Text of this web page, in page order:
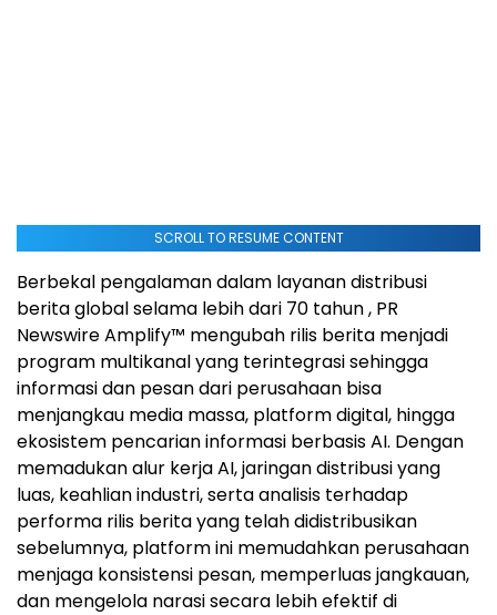
SCROLL TO RESUME CONTENT
Berbekal pengalaman dalam layanan distribusi
berita global selama lebih dari 70 tahun , PR
Newswire Amplify™ mengubah rilis berita menjadi
program multikanal yang terintegrasi sehingga
informasi dan pesan dari perusahaan bisa
menjangkau media massa, platform digital, hingga
ekosistem pencarian informasi berbasis AI. Dengan
memadukan alur kerja AI, jaringan distribusi yang
luas, keahlian industri, serta analisis terhadap
performa rilis berita yang telah didistribusikan
sebelumnya, platform ini memudahkan perusahaan
menjaga konsistensi pesan, memperluas jangkauan,
dan mengelola narasi secara lebih efektif di